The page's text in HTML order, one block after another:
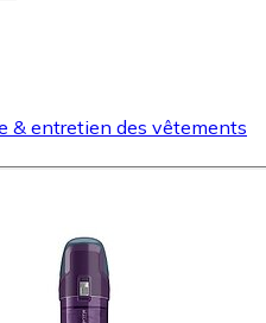
& entretien des vêtements